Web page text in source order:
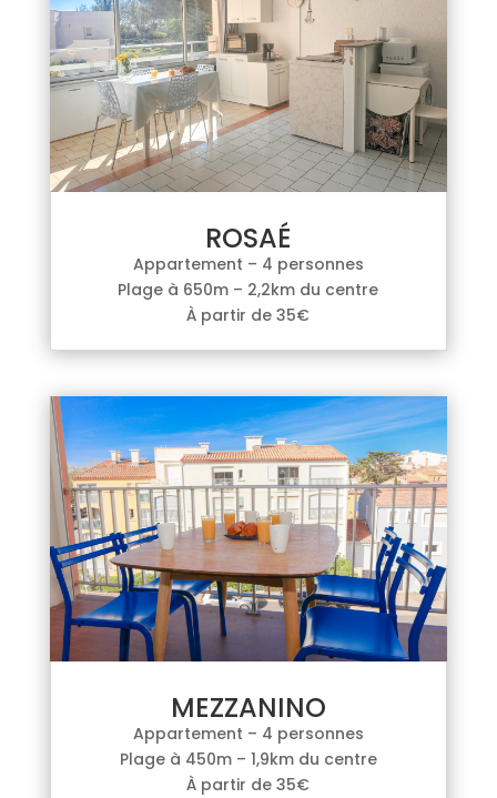
ROSAÉ
Appartement – 4 personnes
Plage à 650m – 2,2km du centre
À partir de 35€
MEZZANINO
Appartement – 4 personnes
Plage à 450m – 1,9km du centre
À partir de 35€